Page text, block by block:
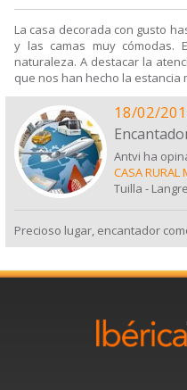
La casa decorada con gusto
y las camas muy cómodas.
naturaleza. A destacar la
que nos han hecho la estancia
18/02/
Antvi ha
CASA RURAL
Tuilla -
Precioso lugar, encantador